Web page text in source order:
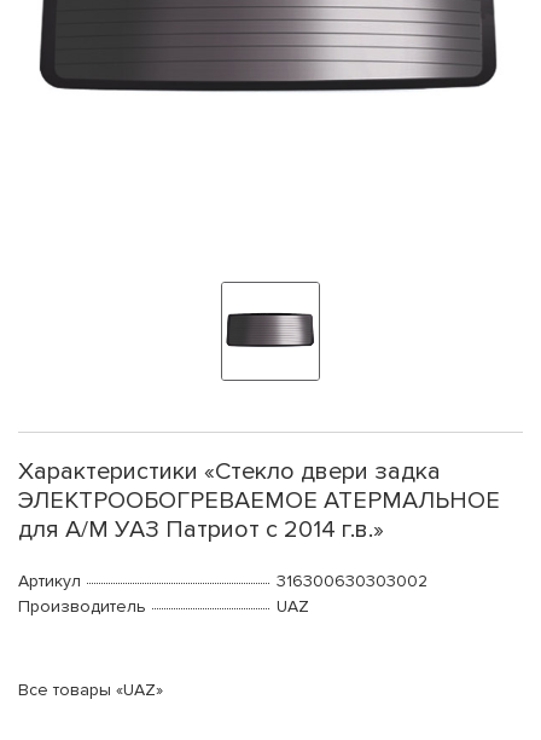
Характеристики «Стекло двери задка
ЭЛЕКТРООБОГРЕВАЕМОЕ АТЕРМАЛЬНОЕ
для А/М УАЗ Патриот с 2014 г.в.»
Артикул
316300630303002
Производитель
UAZ
Все товары «UAZ»